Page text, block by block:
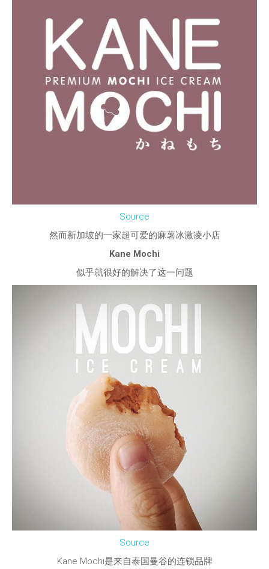
Source
然而新加坡的一家超可爱的麻薯冰激凌小店
Kane Mochi
似乎就很好的解决了这一问题
Source
Kane Mochi是来自泰国曼谷的连锁品牌